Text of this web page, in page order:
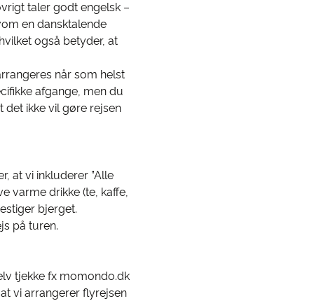
taler godt engelsk –
en dansktalende
også betyder, at
når som helst
afgange, men du
ikke vil gøre rejsen
at vi inkluderer ”Alle
varme drikke (te, kaffe,
bjerget.
på turen.
tjekke fx momondo.dk
vi arrangerer flyrejsen